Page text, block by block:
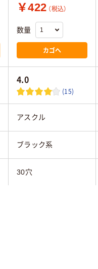
￥422 （税込）
数量
カゴへ
4.0
(15)
アスクル
ブラック系
30穴